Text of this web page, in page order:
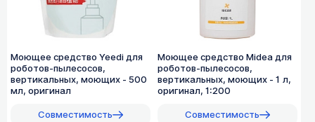
Моющее средство Yeedi для
роботов-пылесосов,
вертикальных, моющих - 500
мл, оригинал
Совместимость
Моющее средство Midea для
роботов-пылесосов,
вертикальных, моющих - 1 л,
оригинал, 1:200
Совместимость